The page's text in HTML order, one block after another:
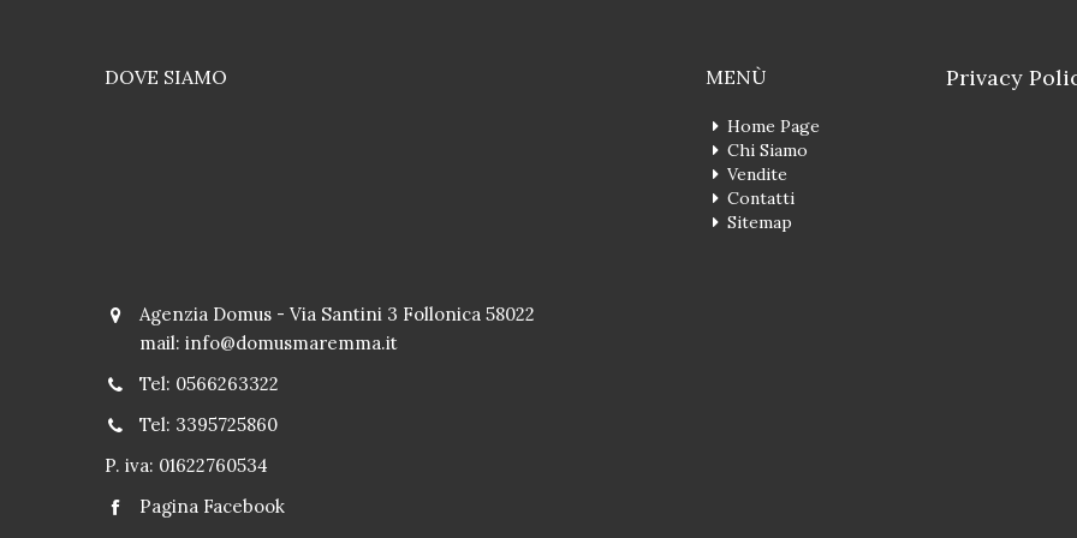
DOVE SIAMO
Agenzia Domus - Via Santini 3 Follonica 58022
mail: info@domusmaremma.it
Tel: 0566263322
Tel: 3395725860
P. iva: 01622760534
Pagina Facebook
MENÙ
Home Page
Chi Siamo
Vendite
Contatti
Sitemap
Privacy